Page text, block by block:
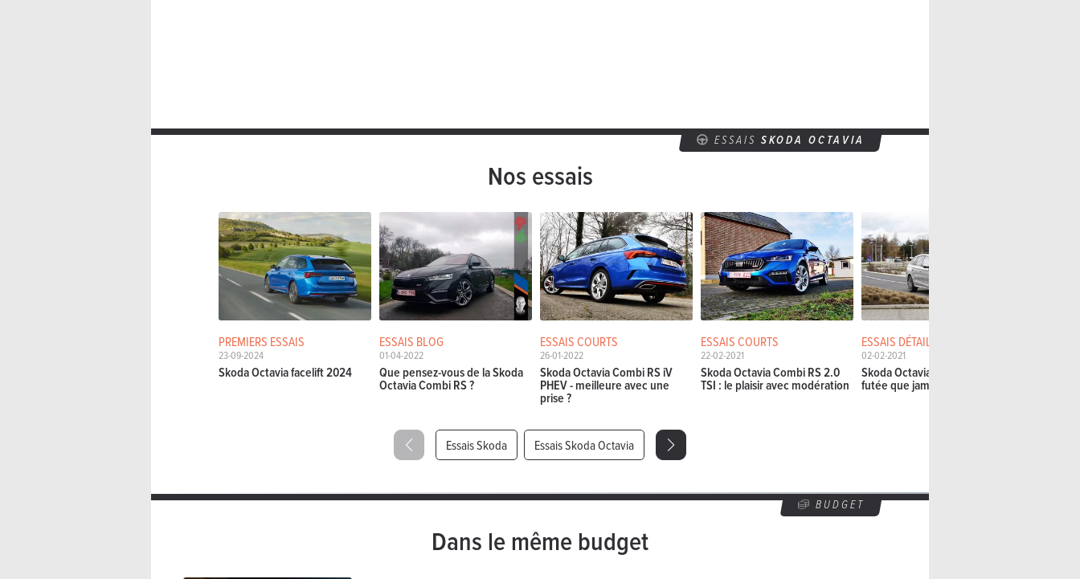
ESSAIS SKODA OCTAVIA
Nos essais
PREMIERS ESSAIS
23-09-2024
Skoda Octavia facelift 2024
ESSAIS BLOG
01-04-2022
Que pensez-vous de la Skoda
Octavia Combi RS ?
ESSAIS COURTS
26-01-2022
Skoda Octavia Combi RS iV
PHEV - meilleure avec une
prise ?
ESSAIS COURTS
22-02-2021
Skoda Octavia Combi RS 2.0
TSI : le plaisir avec modération
ESSAIS DÉTAILLÉS
02-02-2021
Skoda Octavia Combi iV : Plus
futée que jamais?
Essais Skoda Essais Skoda Octavia
BUDGET
Dans le même budget